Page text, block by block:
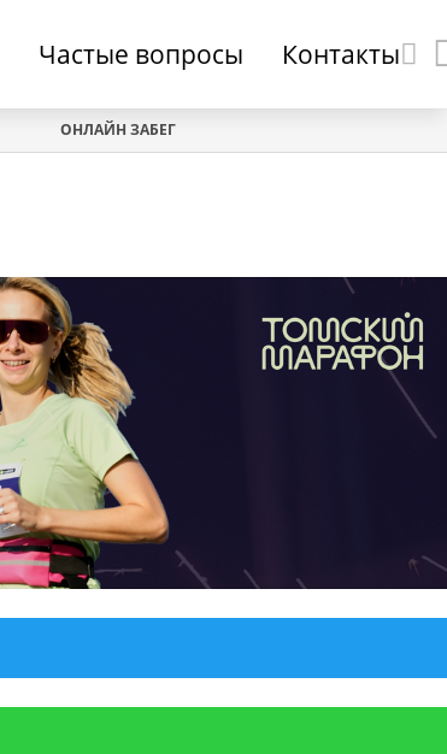
Частые вопросы Контакты
ОНЛАЙН ЗАБЕГ